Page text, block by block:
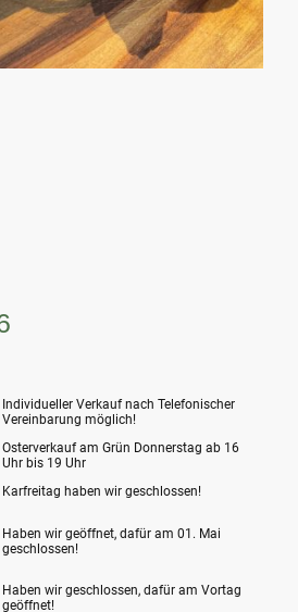
Individueller Verkauf nach Telefonischer
Vereinbarung möglich!
Osterverkauf am Grün Donnerstag ab 16
Uhr bis 19 Uhr
Karfreitag haben wir geschlossen!
Haben wir geöffnet, dafür am 01. Mai
geschlossen!
Haben wir geschlossen, dafür am Vortag
geöffnet!